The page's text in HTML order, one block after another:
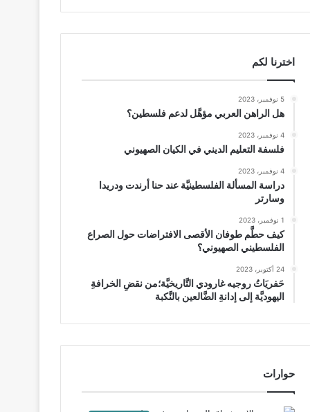
اخترنا لكم
5 نوفمبر، 2023
هل الراهن العربي مؤهَّل لدعم فلسطين؟
4 نوفمبر، 2023
فلسفة التعليم الديني في الكيان الصهيوني
4 نوفمبر، 2023
دراسة المسألة الفلسطينيَّة عند حنا أرندت ودريدا
وسارتر
1 نوفمبر، 2023
كيف حطَّم طوفان الأقصى الافتراضات حول الصراع
الفلسطيني الصهيوني؟
24 أكتوبر، 2023
حَفريَاتُ روجيه غارودي التَّاريخيَّة؛من نقضِ الخرافةِ
اليهوديَّة إلى إدانةِ الضَّالعين بالنَّكبة
حوارات